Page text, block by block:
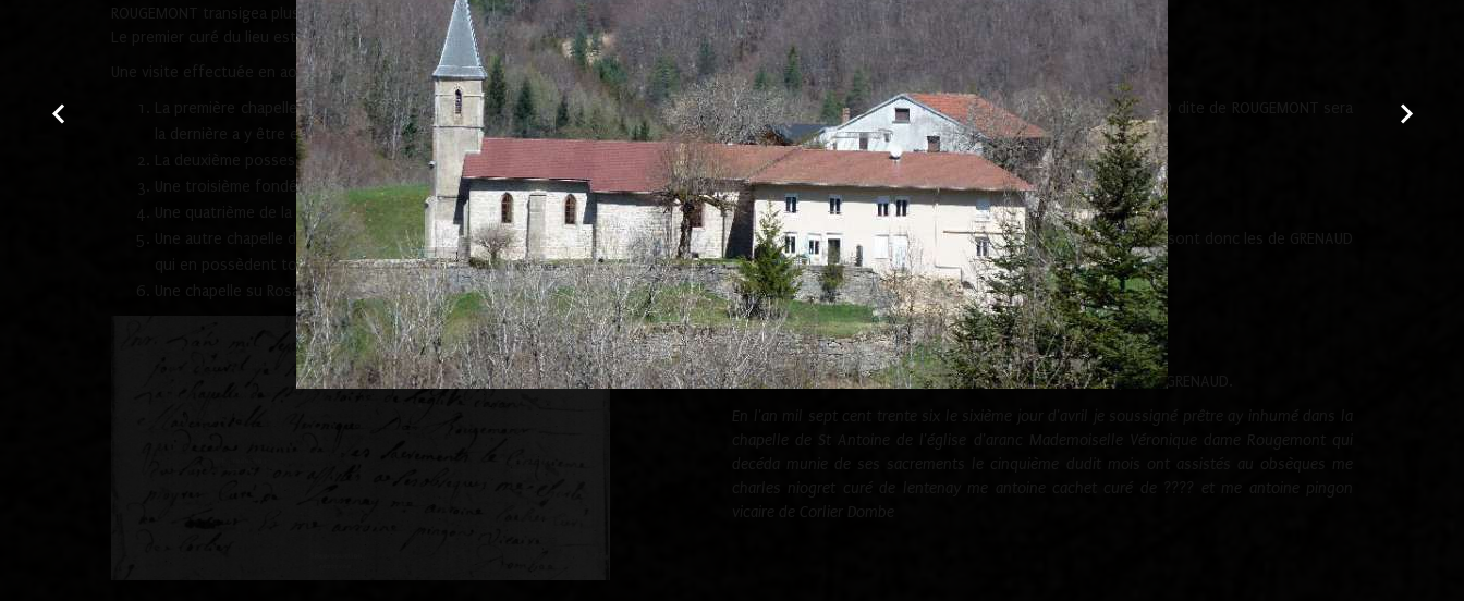
ROUGEMONT transigea plusieurs fois avec les religieuses de Blye, propriétaire d'un couvent entre Aranc et Corlier, pour la dîme.
Le premier curé du lieu est un prénommé Guillaume cité en 1263.
Une visite effectuée en août 1655 stipule que l'église et la cure est en bon été et bien entretenue, mais nous apprend beaucoup sur ce bâtiment.
La première chapelle est sous le vocable de saint Pierre. Elle aurait été fondée vers 1510 par le seigneur de ROUGEMONT. Véronique de GRENAUD dite de ROUGEMONT sera
la dernière a y être ensevelie en avril 17367.
La deuxième possession de la famille PINGON d'Aranc, dont le patron est saint Michel.
Une troisième fondée par la famille SAVEY du lieu, sous le vocable de saint Claude.
Une quatrième de la famille SAGE sous le patronnage sainte Madeleine. celle-ci a besoin de travaux rugent.
Une autre chapelle dédiée à saint Antoine est aussi la propriété de la famille de ROUGEMONT. En sachant que cette famille est éteinte et donc ce sont donc les de GRENAUD
qui en possèdent tous les biens.
Une chapelle su Rosaire.
05/04/1736 acte de décès de Véronique de GRENAUD.
En l'an mil sept cent trente six le sixième jour d'avril je soussigné prêtre ay inhumé dans la
chapelle de St Antoine de l'église d'aranc Mademoiselle Véronique dame Rougemont qui
decéda munie de ses sacrements le cinquième dudit mois ont assistés au obsèques me
charles niogret curé de lentenay me antoine cachet curé de ???? et me antoine pingon
vicaire de Corlier Dombe